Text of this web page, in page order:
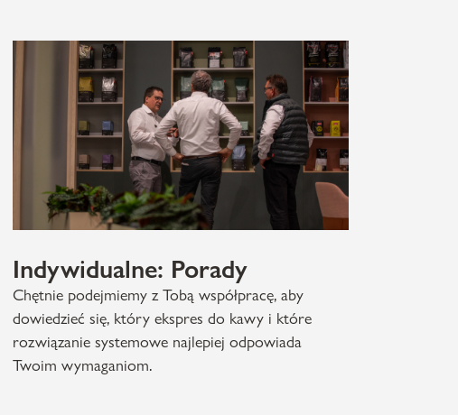
Indywidualne: Porady
Chętnie podejmiemy z Tobą współpracę, aby
dowiedzieć się, który ekspres do kawy i które
rozwiązanie systemowe najlepiej odpowiada
Twoim wymaganiom.